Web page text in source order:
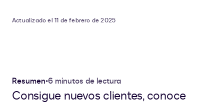
Actualizado el 11 de febrero de 2025
Resumen•6 minutos de lectura
Consigue nuevos clientes, conoce